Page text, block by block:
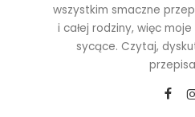
wszystkim smaczne
i całej rodziny, więc
sycące. Czytaj,